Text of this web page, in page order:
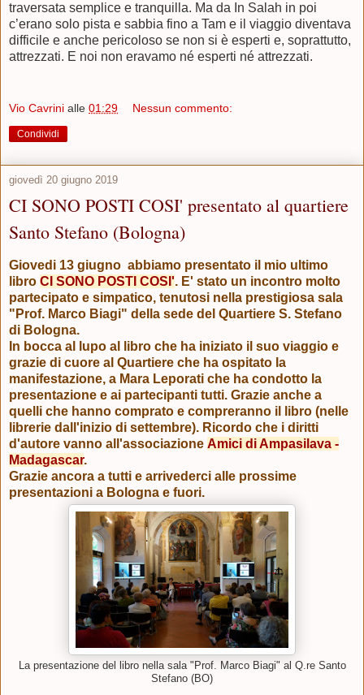
traversata semplice e tranquilla. Ma da In Salah in poi
c’erano solo pista e sabbia fino a Tam e il viaggio diventava
difficile e anche pericoloso se non si è esperti e, soprattutto,
attrezzati. E noi non eravamo né esperti né attrezzati.
Vio Cavrini alle 01:29 Nessun commento:
Condividi
giovedì 20 giugno 2019
CI SONO POSTI COSI' presentato al quartiere
Santo Stefano (Bologna)
Giovedi 13 giugno abbiamo presentato il mio ultimo
libro CI SONO POSTI COSI'. E' stato un incontro molto
partecipato e simpatico, tenutosi nella prestigiosa sala
"Prof. Marco Biagi" della sede del Quartiere S. Stefano
di Bologna.
In bocca al lupo al libro che ha iniziato il suo viaggio e
grazie di cuore al Quartiere che ha ospitato la
manifestazione, a Mara Leporati che ha condotto la
presentazione e ai partecipanti tutti. Grazie anche a
quelli che hanno comprato e compreranno il libro (nelle
librerie dall'inizio di settembre). Ricordo che i diritti
d'autore vanno all'associazione Amici di Ampasilava -
Madagascar.
Grazie ancora a tutti e arrivederci alle prossime
presentazioni a Bologna e fuori.
La presentazione del libro nella sala "Prof. Marco Biagi" al Q.re Santo
Stefano (BO)